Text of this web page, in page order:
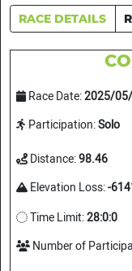
RACE DETAILS
Race Date:2025/
Participation:Solo
Distance:98.46
Elevation Loss:-
Time Limit:28:0:0
Number of